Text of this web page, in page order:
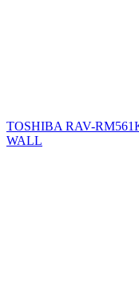
TOSHIBA RAV-
WALL